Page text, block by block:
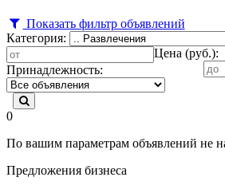
Показать фильтр объявлений
Категория:
Цена (руб.):
Принадлежность:
0
По вашим параметрам объявлений не
Предложения бизнеса